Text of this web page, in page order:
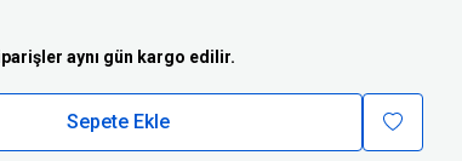
aynı gün kargo edilir.
Sepete Ekle